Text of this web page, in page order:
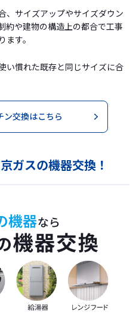
、サイズアップやサイズダウン
約や建物の構造上の都合で工事
す。
い慣れた既存と同じサイズに合
ン交換はこちら
ガスの機器交換！